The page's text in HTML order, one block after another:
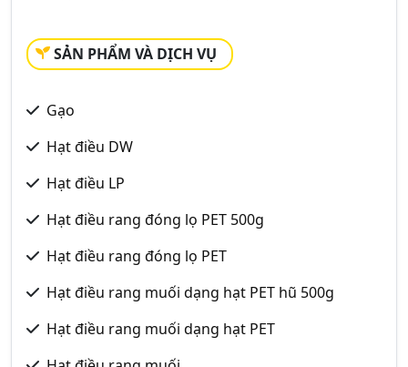
SẢN PHẨM VÀ DỊCH VỤ
Gạo
Hạt điều DW
Hạt điều LP
Hạt điều rang đóng lọ PET 500g
Hạt điều rang đóng lọ PET
Hạt điều rang muối dạng hạt PET hũ 500g
Hạt điều rang muối dạng hạt PET